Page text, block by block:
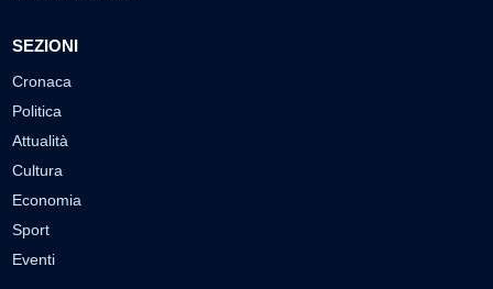
SEZIONI
Cronaca
Politica
Attualità
Cultura
Economia
Sport
Eventi